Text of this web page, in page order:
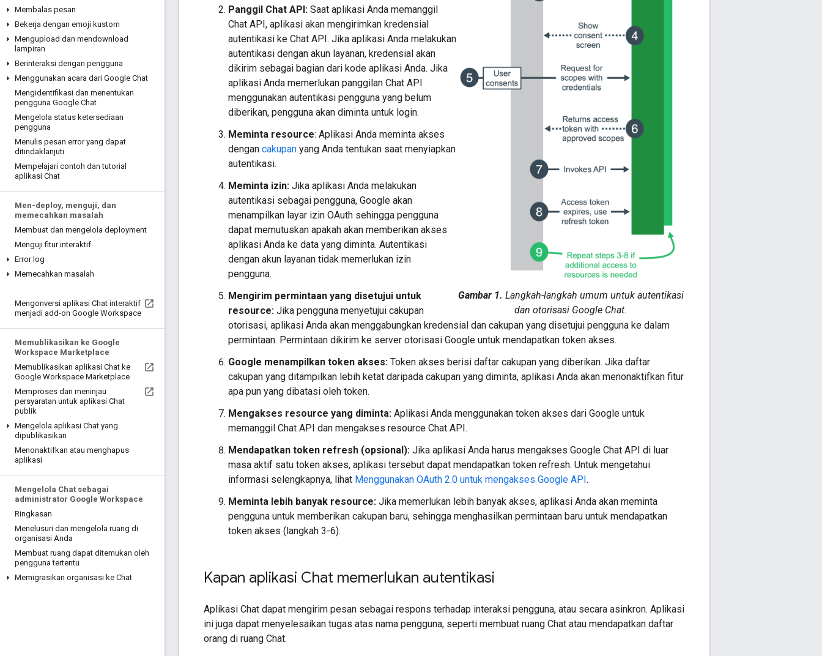
Membalas pesan
Bekerja dengan emoji kustom
Mengupload dan mendownload
lampiran
Berinteraksi dengan pengguna
Menggunakan acara dari Google Chat
Mengidentifikasi dan menentukan
pengguna Google Chat
Mengelola status ketersediaan
pengguna
Menulis pesan error yang dapat
ditindaklanjuti
Mempelajari contoh dan tutorial
aplikasi Chat
Men-deploy, menguji, dan
memecahkan masalah
Membuat dan mengelola deployment
Menguji fitur interaktif
Error log
Memecahkan masalah
Mengonversi aplikasi Chat interaktif
menjadi add-on Google Workspace
Memublikasikan ke Google
Workspace Marketplace
Memublikasikan aplikasi Chat ke
Google Workspace Marketplace
Memproses dan meninjau
persyaratan untuk aplikasi Chat
publik
Mengelola aplikasi Chat yang
dipublikasikan
Menonaktifkan atau menghapus
aplikasi
Mengelola Chat sebagai
administrator Google Workspace
Ringkasan
Menelusuri dan mengelola ruang di
organisasi Anda
Membuat ruang dapat ditemukan oleh
pengguna tertentu
Memigrasikan organisasi ke Chat
Gambar 1. Langkah-langkah umum untuk autentikasi
dan otorisasi Google Chat.
Panggil Chat API: Saat aplikasi Anda memanggil
Chat API, aplikasi akan mengirimkan kredensial
autentikasi ke Chat API. Jika aplikasi Anda melakukan
autentikasi dengan akun layanan, kredensial akan
dikirim sebagai bagian dari kode aplikasi Anda. Jika
aplikasi Anda memerlukan panggilan Chat API
menggunakan autentikasi pengguna yang belum
diberikan, pengguna akan diminta untuk login.
Meminta resource: Aplikasi Anda meminta akses
dengan cakupan yang Anda tentukan saat menyiapkan
autentikasi.
Meminta izin: Jika aplikasi Anda melakukan
autentikasi sebagai pengguna, Google akan
menampilkan layar izin OAuth sehingga pengguna
dapat memutuskan apakah akan memberikan akses
aplikasi Anda ke data yang diminta. Autentikasi
dengan akun layanan tidak memerlukan izin
pengguna.
Mengirim permintaan yang disetujui untuk
resource: Jika pengguna menyetujui cakupan
otorisasi, aplikasi Anda akan menggabungkan kredensial dan cakupan yang disetujui pengguna ke dalam
permintaan. Permintaan dikirim ke server otorisasi Google untuk mendapatkan token akses.
Google menampilkan token akses: Token akses berisi daftar cakupan yang diberikan. Jika daftar
cakupan yang ditampilkan lebih ketat daripada cakupan yang diminta, aplikasi Anda akan menonaktifkan fitur
apa pun yang dibatasi oleh token.
Mengakses resource yang diminta: Aplikasi Anda menggunakan token akses dari Google untuk
memanggil Chat API dan mengakses resource Chat API.
Mendapatkan token refresh (opsional): Jika aplikasi Anda harus mengakses Google Chat API di luar
masa aktif satu token akses, aplikasi tersebut dapat mendapatkan token refresh. Untuk mengetahui
informasi selengkapnya, lihat Menggunakan OAuth 2.0 untuk mengakses Google API.
Meminta lebih banyak resource: Jika memerlukan lebih banyak akses, aplikasi Anda akan meminta
pengguna untuk memberikan cakupan baru, sehingga menghasilkan permintaan baru untuk mendapatkan
token akses (langkah 3-6).
Kapan aplikasi Chat memerlukan autentikasi
Aplikasi Chat dapat mengirim pesan sebagai respons terhadap interaksi pengguna, atau secara asinkron. Aplikasi
ini juga dapat menyelesaikan tugas atas nama pengguna, seperti membuat ruang Chat atau mendapatkan daftar
orang di ruang Chat.